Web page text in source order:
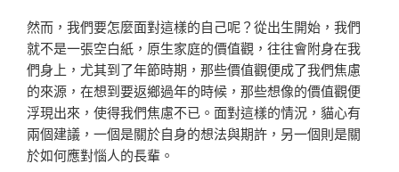
然而，我們要怎麼面對這樣的自己呢？從出生開始，我們
就不是一張空白紙，原生家庭的價值觀，往往會附身在我
們身上，尤其到了年節時期，那些價值觀便成了我們焦慮
的來源，在想到要返鄉過年的時候，那些想像的價值觀便
浮現出來，使得我們焦慮不已。面對這樣的情況，貓心有
兩個建議，一個是關於自身的想法與期許，另一個則是關
於如何應對惱人的長輩。